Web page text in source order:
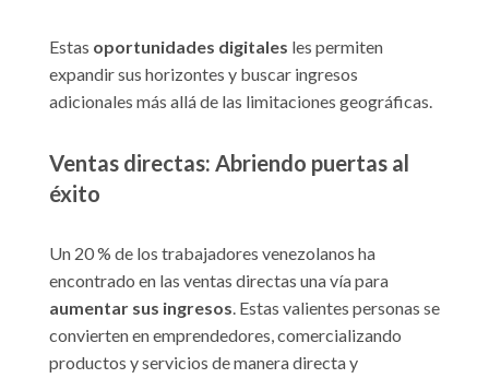
Estas oportunidades digitales les permiten
expandir sus horizontes y buscar ingresos
adicionales más allá de las limitaciones geográficas.
Ventas directas: Abriendo puertas al
éxito
Un 20 % de los trabajadores venezolanos ha
encontrado en las ventas directas una vía para
aumentar sus ingresos. Estas valientes personas se
convierten en emprendedores, comercializando
productos y servicios de manera directa y